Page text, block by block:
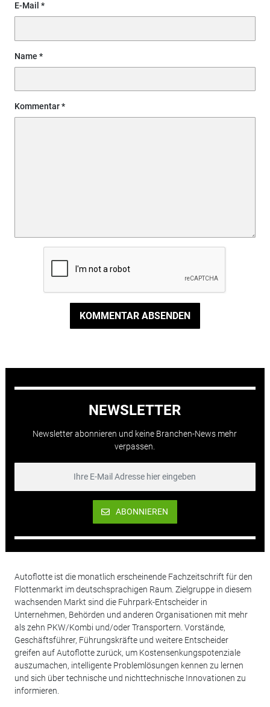
E-Mail
Name
Kommentar
KOMMENTAR ABSENDEN
NEWSLETTER
Newsletter abonnieren und keine Branchen-News mehr
verpassen.
ABONNIEREN
Autoflotte ist die monatlich erscheinende Fachzeitschrift für den
Flottenmarkt im deutschsprachigen Raum. Zielgruppe in diesem
wachsenden Markt sind die Fuhrpark-Entscheider in
Unternehmen, Behörden und anderen Organisationen mit mehr
als zehn PKW/Kombi und/oder Transportern. Vorstände,
Geschäftsführer, Führungskräfte und weitere Entscheider
greifen auf Autoflotte zurück, um Kostensenkungspotenziale
auszumachen, intelligente Problemlösungen kennen zu lernen
und sich über technische und nichttechnische Innovationen zu
informieren.